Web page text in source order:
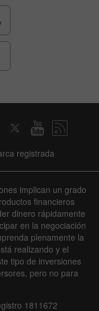
registrada
implican un grado
financieros
dinero rápidamente
en la negociación
plenamente la
realizando y el
tipo de inversiones
pero no para
1811672